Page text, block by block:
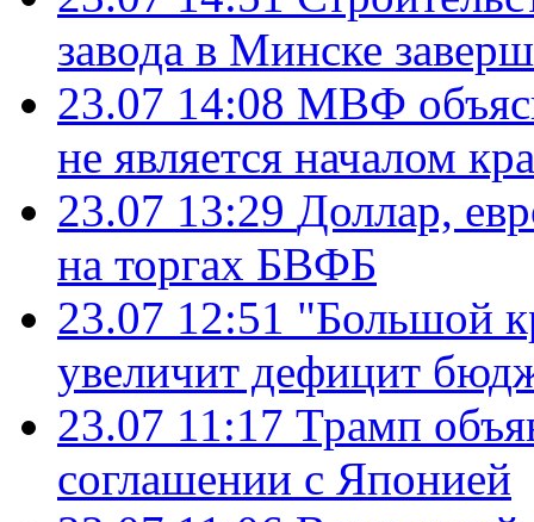
завода в Минске
23.07 14:08 МВФ
не является началом
23.07 13:29 Доллар,
на торгах БВФБ
23.07 12:51 "Большой
увеличит дефицит
23.07 11:17 Трамп
соглашении с Японией